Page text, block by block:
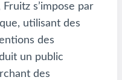
s’impose par
utilisant des
des
un public
des